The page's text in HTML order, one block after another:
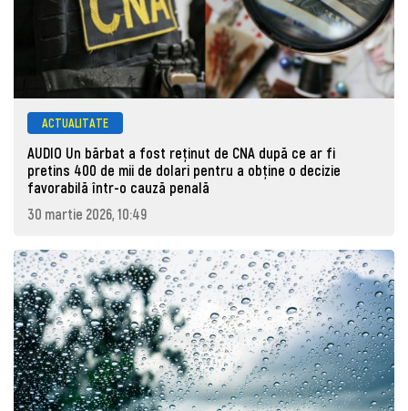
ACTUALITATE
AUDIO Un bărbat a fost reținut de CNA după ce ar fi
pretins 400 de mii de dolari pentru a obține o decizie
favorabilă într-o cauză penală
30 martie 2026, 10:49